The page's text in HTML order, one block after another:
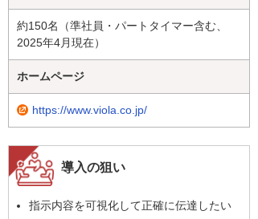
約150名（準社員・パートタイマー含む、
2025年4月現在）
ホームページ
https://www.viola.co.jp/
導入の狙い
指示内容を可視化して正確に伝達したい